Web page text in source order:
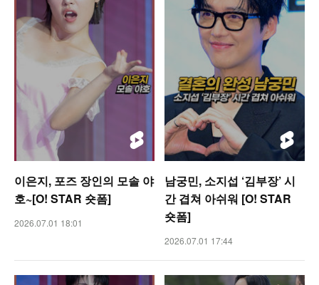
이은지, 포즈 장인의 모솔 야
호~[O! STAR 숏폼]
2026.07.01 18:01
남궁민, 소지섭 ‘김부장’ 시
간 겹쳐 아쉬워 [O! STAR
숏폼]
2026.07.01 17:44